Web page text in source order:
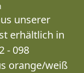
unserer
erhältlich in
- 098
orange/weiß